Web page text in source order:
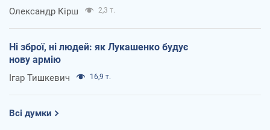
Олександр Кірш 2,3 т.
Ні зброї, ні людей: як Лукашенко будує
нову армію
Ігар Тишкевич 16,9 т.
Всі думки